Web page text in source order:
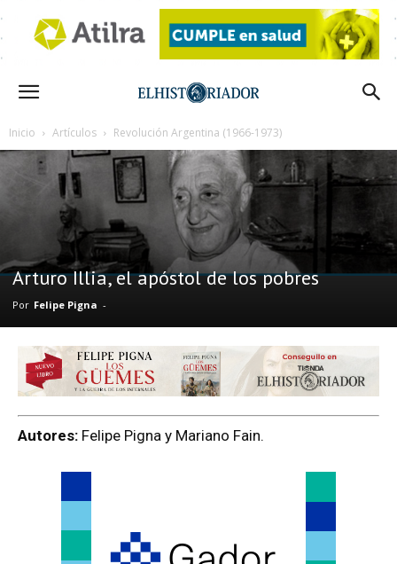
Inicio Artículos Revolución Argentina (1966-1973)
Arturo Illia, el apóstol de los pobres
Por Felipe Pigna -
Autores: Felipe Pigna y Mariano Fain.